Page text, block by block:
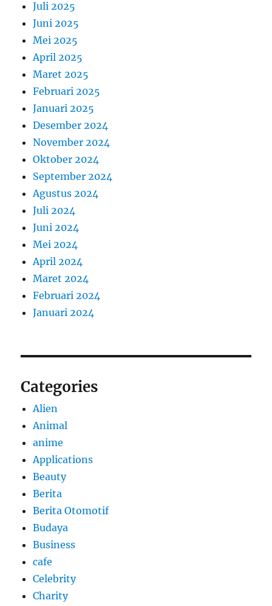
Juli 2025
Juni 2025
Mei 2025
April 2025
Maret 2025
Februari 2025
Januari 2025
Desember 2024
November 2024
Oktober 2024
September 2024
Agustus 2024
Juli 2024
Juni 2024
Mei 2024
April 2024
Maret 2024
Februari 2024
Januari 2024
Categories
Alien
Animal
anime
Applications
Beauty
Berita
Berita Otomotif
Budaya
Business
cafe
Celebrity
Charity